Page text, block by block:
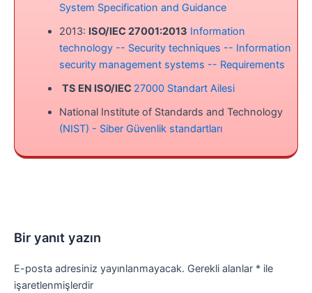
System Specification and Guidance
2013: ISO/IEC 27001:2013 Information
technology -- Security techniques -- Information
security management systems -- Requirements
TS EN ISO/IEC 27000 Standart Ailesi
National Institute of Standards and Technology
(NIST) - Siber Güvenlik standartları
Bir yanıt yazın
E-posta adresiniz yayınlanmayacak. Gerekli alanlar * ile
işaretlenmişlerdir